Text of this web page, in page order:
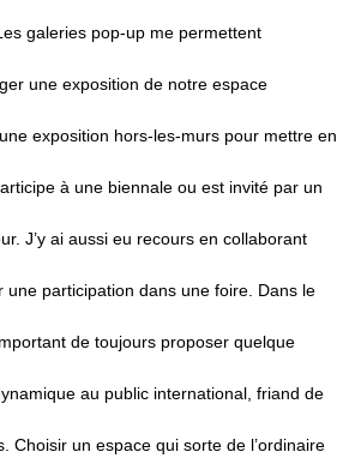
galeries pop-up me permettent
une exposition de notre espace
exposition hors-les-murs pour mettre en
à une biennale ou est invité par un
J’y ai aussi eu recours en collaborant
une participation dans une foire. Dans le
de toujours proposer quelque
au public international, friand de
Choisir un espace qui sorte de l’ordinaire